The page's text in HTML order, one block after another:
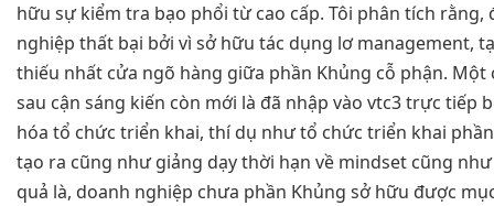
hữu sự kiểm tra bạo phổi từ cao cấp. Tôi phân tích rằng,
nghiệp thất bại bởi vì sở hữu tác dụng lơ management,
thiếu nhất cửa ngõ hàng giữa phần Khủng cỗ phận. Một
sau cận sáng kiến còn mới là đã nhập vào vtc3 trực tiếp
hóa tổ chức triển khai, thí dụ như tổ chức triển khai
tạo ra cũng như giảng dạy thời hạn về mindset cũng
quả là, doanh nghiệp chưa phần Khủng sở hữu được